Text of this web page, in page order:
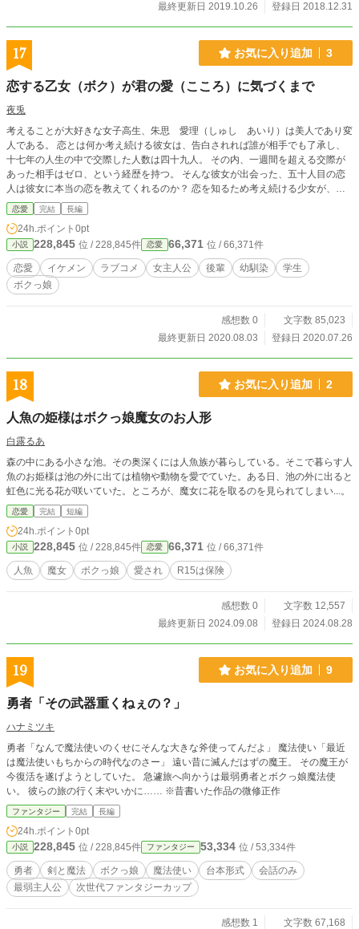
最終更新日 2019.10.26
登録日 2018.12.31
17 お気に入り追加 3
恋する乙女（ボク）が君の愛（こころ）に気づくまで
夜兎
考えることが大好きな女子高生、朱思 愛理（しゅし あいり）は美人であり変
人である。 恋とは何か考え続ける彼女は、告白されれば誰が相手でも了承し、
十七年の人生の中で交際した人数は四十九人。 その内、一週間を超える交際が
あった相手はゼロ、という経歴を持つ。 そんな彼女が出会った、五十人目の恋
人は彼女に本当の恋を教えてくれるのか？ 恋を知るため考え続ける少女が、恋
に落ち恋を知っていく物語。その先に彼女が知った事実とは……？
恋愛 完結 長編
24h.ポイント 0pt
小説 228,845 位 / 228,845件 恋愛 66,371 位 / 66,371件
恋愛 イケメン ラブコメ 女主人公 後輩 幼馴染
学生
ボクっ娘
感想数 0
文字数 85,023
最終更新日 2020.08.03
登録日 2020.07.26
18 お気に入り追加 2
人魚の姫様はボクっ娘魔女のお人形
白露るあ
森の中にある小さな池。その奥深くには人魚族が暮らしている。そこで暮らす人
魚のお姫様は池の外に出ては植物や動物を愛でていた。ある日、池の外に出ると
虹色に光る花が咲いていた。ところが、魔女に花を取るのを見られてしまい...。
恋愛 完結 短編
24h.ポイント 0pt
小説 228,845 位 / 228,845件 恋愛 66,371 位 / 66,371件
人魚 魔女 ボクっ娘 愛され R15は保険
感想数 0
文字数 12,557
最終更新日 2024.09.08
登録日 2024.08.28
19 お気に入り追加 9
勇者「その武器重くねぇの？」
ハナミツキ
勇者「なんで魔法使いのくせにそんな大きな斧使ってんだよ」 魔法使い「最近
は魔法使いもちからの時代なのさー」 遠い昔に滅んだはずの魔王。 その魔王が
今復活を遂げようとしていた。 急遽旅へ向かうは最弱勇者とボクっ娘魔法使
い。 彼らの旅の行く末やいかに…… ※昔書いた作品の微修正作
ファンタジー 完結 長編
24h.ポイント 0pt
小説 228,845 位 / 228,845件 ファンタジー 53,334 位 / 53,334件
勇者 剣と魔法 ボクっ娘 魔法使い 台本形式
会話のみ
最弱主人公
次世代ファンタジーカップ
感想数 1
文字数 67,168